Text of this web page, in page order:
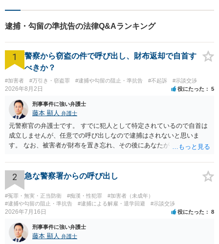
ります。まずはご相談へお越
しください【完全個室対応】
逮捕・勾留の準抗告の法律Q&Aランキング
1
警察から窃盗の件で呼び出し、財布返却で自首す
べきか？
#加害者 #万引き・窃盗罪 #逮捕や勾留の阻止・準抗告 #不起訴 #示談交渉
2026年8月2日 役にたった 5
刑事事件に強い弁護士
藤本 顯人 弁護士
元警察官の弁護士です。 すでに犯人として特定されているので自首は
成立しませんが、任意での呼び出しなので逮捕はされないと思いま
す。 なお、被害者が財布を置き忘れ、その後にあなたがトイレに入
と言い逃れはかなり厳しいものと思います。
2 急な警察署からの呼び出し
#冤罪・無実・正当防衛 #痴漢・性犯罪
#加害者（未成年）
#逮捕や勾留の阻止・準抗告
#逮捕による解雇・退学回避 #示談交渉
2026年7月16日 役にたった 8
刑事事件に強い弁護士
藤本 顯人 弁護士